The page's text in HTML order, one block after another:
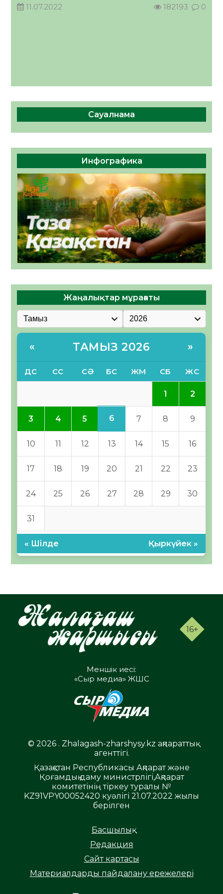
11.07.2022
182193 0
Сауалнама
Инфографика
Жаңалықтар мұрағаты
« ТАМЫЗ 2026 »
ДС СС СӘ БС ЖМ СБ ЖС
1 2
3 4 5 6 7 8 9
10 11 12 13 14 15 16
17 18 19 20 21 22 23
24 25 26 27 28 29 30
31
« Шілде Қыркүйек »
16+
Меншік иесі:
«Сыр медиа» ЖШС
© 2026 . Zhalagash-zharshysy.kz ақпараттық
агенттігі.
Қазақстан Республикасы Ақпарат және
Қоғамдық даму министрлігі,Ақпарат
комитетінің тіркеу туралы №
KZ91VPY00052420 куәлігі 21.07.2022 жылы
берілген
Басшылық
Редакция
Сайт картасы
Материалдарды пайдалану ережелері